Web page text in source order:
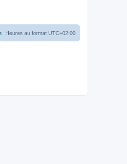
Heures au format UTC+02:00